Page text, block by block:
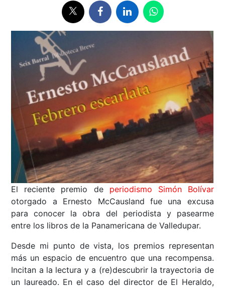
El reciente premio de periodismo Simón Bolívar
otorgado a Ernesto McCausland fue una excusa
para conocer la obra del periodista y pasearme
entre los libros de la Panamericana de Valledupar.
Desde mi punto de vista, los premios representan
más un espacio de encuentro que una recompensa.
Incitan a la lectura y a (re)descubrir la trayectoria de
un laureado. En el caso del director de El Heraldo,